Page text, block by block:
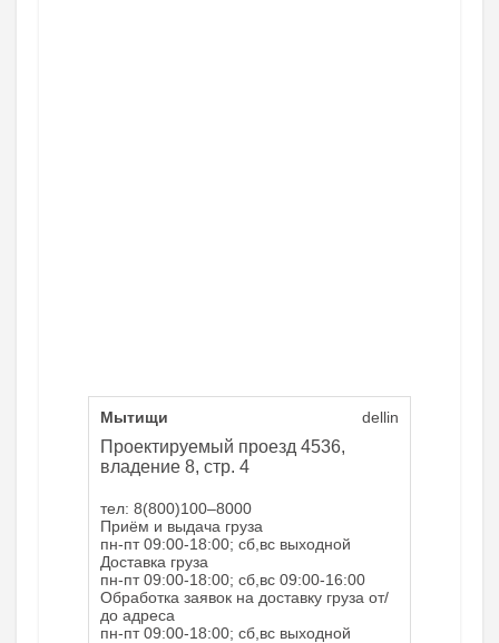
dellin
Мытищи
Проектируемый проезд 4536,
владение 8, стр. 4
тел: 8(800)100–8000
Приём и выдача груза
пн-пт 09:00-18:00; сб,вс выходной
Доставка груза
пн-пт 09:00-18:00; сб,вс 09:00-16:00
Обработка заявок на доставку груза от/
до адреса
пн-пт 09:00-18:00; сб,вс выходной